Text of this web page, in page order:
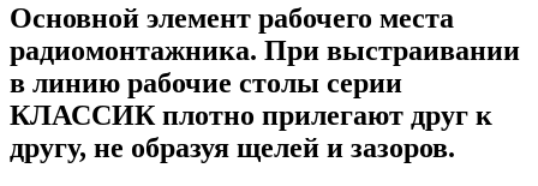
Основной элемент рабочего места
радиомонтажника. При выстраивании
в линию рабочие столы серии
КЛАССИК плотно прилегают друг к
другу, не образуя щелей и зазоров.